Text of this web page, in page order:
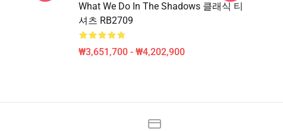
What We Do In The Shadows 클래식 티
셔츠 RB2709
₩3,651,700 - ₩4,202,900